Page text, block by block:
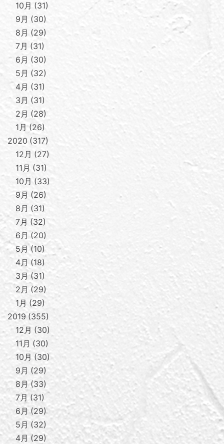
10月
31
9月
30
8月
29
7月
31
6月
30
5月
32
4月
31
3月
31
2月
28
1月
26
2020 317
12月
27
11月
31
10月
33
9月
26
8月
31
7月
32
6月
20
5月
10
4月
18
3月 31
2月
29
1月
29
2019 355
12月
30
11月
30
10月
30
9月
29
8月 33
7月
31
6月 29
5月
32
4月
29